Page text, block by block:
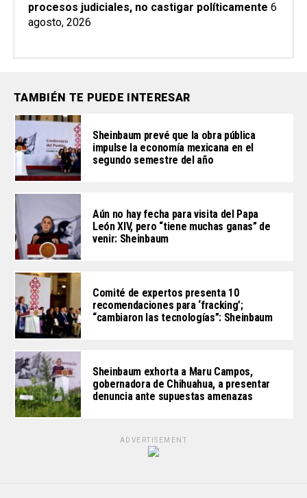
procesos judiciales, no castigar políticamente 6
agosto, 2026
TAMBIÉN TE PUEDE INTERESAR
Sheinbaum prevé que la obra pública
impulse la economía mexicana en el
segundo semestre del año
Aún no hay fecha para visita del Papa
León XIV, pero “tiene muchas ganas” de
venir: Sheinbaum
Comité de expertos presenta 10
recomendaciones para ‘fracking’;
“cambiaron las tecnologías”: Sheinbaum
Sheinbaum exhorta a Maru Campos,
gobernadora de Chihuahua, a presentar
denuncia ante supuestas amenazas
ADVERTISEMENT